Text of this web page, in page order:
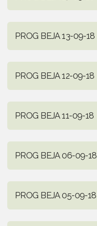
PROG BEJA 13-09-18
PROG BEJA 12-09-18
PROG BEJA 11-09-18
PROG BEJA 06-09-18
PROG BEJA 05-09-18